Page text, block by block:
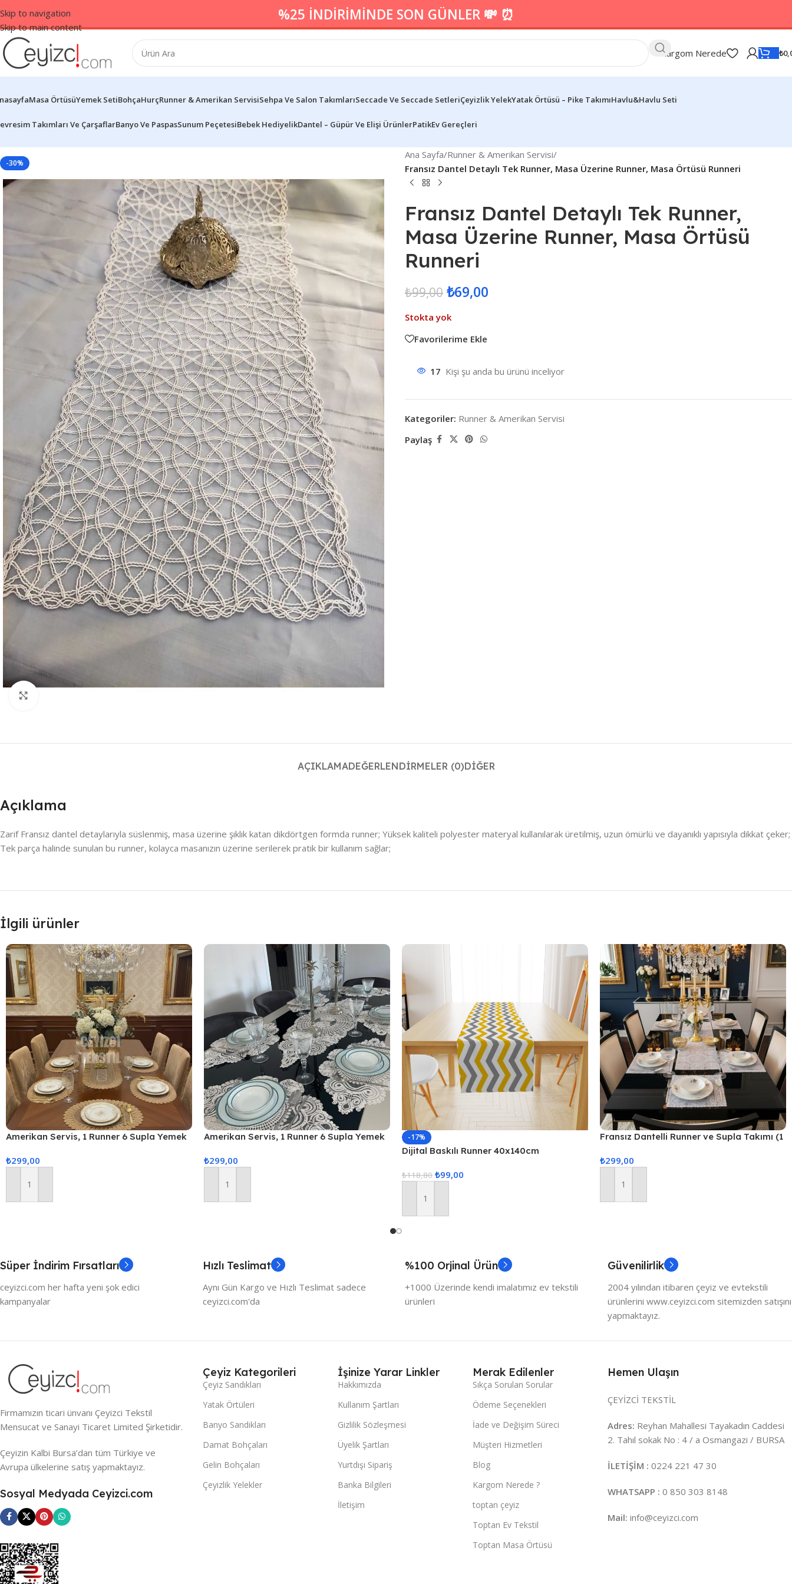
Skip to navigation
Skip to main content
%25 İNDİRİMİNDE SON GÜNLER 💸 ⏰
Kargom Nerede ₺
Masa ÖrtüsüYemek SetiBohçaHurçRunner & Amerikan ServisiSehpa Ve Salon TakımlarıSeccade Ve Seccade SetleriÇeyizlik YelekYatak Örtüsü – Pike TakımıHavlu&Havlu Seti
Takımları Ve ÇarşaflarBanyo Ve PaspasSunum PeçetesiBebek HediyelikDantel – Güpür Ve Elişi ÜrünlerPatikEv Gereçleri
-30%
Ana Sayfa/Runner & Amerikan Servisi/
Fransız Dantel Detaylı Tek Runner, Masa Üzerine Runner, Masa Örtüsü Runneri
Fransız Dantel Detaylı Tek Runner,
Masa Üzerine Runner, Masa Örtüsü
Runneri
₺99,00 ₺69,00
Stokta yok
Favorilerime Ekle
17 Kişi şu anda bu ürünü inceliyor
Kategoriler: Runner & Amerikan Servisi
Paylaş
AÇIKLAMADEĞERLENDIRMELER (0)DIĞER
Açıklama
Zarif Fransız dantel detaylarıyla süslenmiş, masa üzerine şıklık katan dikdörtgen formda runner; Yüksek kaliteli polyester materyal kullanılarak üretilmiş, uzun ömürlü ve dayanıklı yapısıyla dikkat çeker;
Tek parça halinde sunulan bu runner, kolayca masanızın üzerine serilerek pratik bir kullanım sağlar;
İlgili ürünler
Amerikan Servis, 1 Runner 6 Supla Yemek
Sunum Seti
₺299,00
Sepete Ekle
Amerikan Servis, 1 Runner 6 Supla Yemek
Sunum Seti – Ekru
₺299,00
Sepete Ekle
-17%
Dijital Baskılı Runner 40x140cm
₺118,80 ₺99,00
Sepete Ekle
Fransız Dantelli Runner ve Supla Takımı (1
₺299,00
Sepete Ekle
Süper İndirim Fırsatları
ceyizci.com her hafta yeni şok edici
kampanyalar
Hızlı Teslimat
Aynı Gün Kargo ve Hızlı Teslimat sadece
ceyizci.com'da
%100 Orjinal Ürün
+1000 Üzerinde kendi imalatımız ev tekstili
ürünleri
Güvenilirlik
2004 yılından itibaren çeyiz ve evtekstili
ürünlerini www.ceyizci.com sitemizden satışını
yapmaktayız.
Firmamızın ticari ünvanı Çeyizci Tekstil
Mensucat ve Sanayi Ticaret Limited Şirketidir.
Çeyizin Kalbi Bursa’dan tüm Türkiye ve
Avrupa ülkelerine satış yapmaktayız.
Sosyal Medyada Ceyizci.com
Çeyiz Kategorileri
Çeyiz Sandıkları
Yatak Örtüleri
Banyo Sandıkları
Damat Bohçaları
Gelin Bohçaları
Çeyizlik Yelekler
İşinize Yarar Linkler
Hakkımızda
Kullanım Şartları
Gizlilik Sözleşmesi
Üyelik Şartları
Yurtdışı Sipariş
Banka Bilgileri
İletişim
Merak Edilenler
Sıkça Sorulan Sorular
Ödeme Seçenekleri
İade ve Değişim Süreci
Müşteri Hizmetleri
Blog
Kargom Nerede ?
toptan çeyiz
Toptan Ev Tekstil
Toptan Masa Örtüsü
Hemen Ulaşın
ÇEYİZCİ TEKSTİL
Adres: Reyhan Mahallesi Tayakadın Caddesi
2. Tahıl sokak No : 4 / a Osmangazi / BURSA
İLETİŞİM : 0224 221 47 30
WHATSAPP : 0 850 303 8148
Mail: info@ceyizci.com